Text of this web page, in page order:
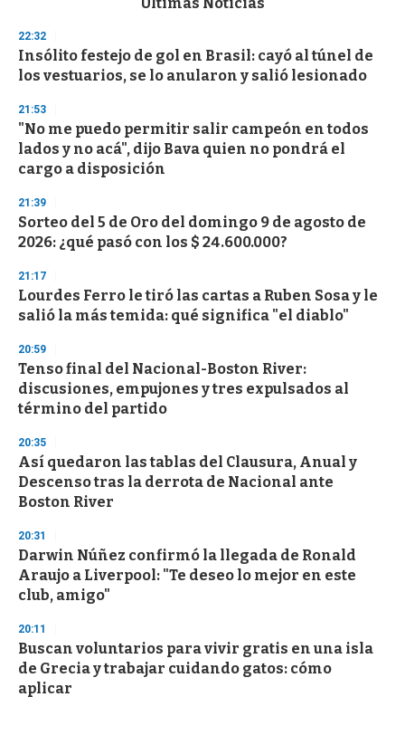
d
s
o
f
3
s
e
c
o
d
s
22:32
Insólito festejo de gol en Brasil: cayó al túnel de
los vestuarios, se lo anularon y salió lesionado
21:53
"No me puedo permitir salir campeón en todos
lados y no acá", dijo Bava quien no pondrá el
cargo a disposición
21:39
Sorteo del 5 de Oro del domingo 9 de agosto de
2026: ¿qué pasó con los $ 24.600.000?
21:17
Lourdes Ferro le tiró las cartas a Ruben Sosa y le
salió la más temida: qué significa "el diablo"
20:59
Tenso final del Nacional-Boston River:
discusiones, empujones y tres expulsados al
término del partido
20:35
Así quedaron las tablas del Clausura, Anual y
Descenso tras la derrota de Nacional ante
Boston River
20:31
Darwin Núñez confirmó la llegada de Ronald
Araujo a Liverpool: "Te deseo lo mejor en este
club, amigo"
20:11
Buscan voluntarios para vivir gratis en una isla
de Grecia y trabajar cuidando gatos: cómo
aplicar